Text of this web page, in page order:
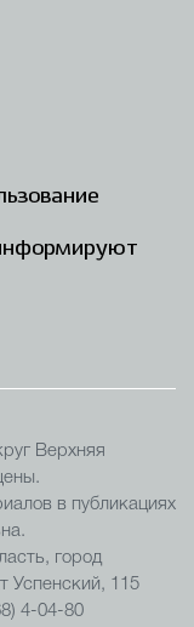
Верхняя
в публикациях
город
Успенский, 115
4-04-80